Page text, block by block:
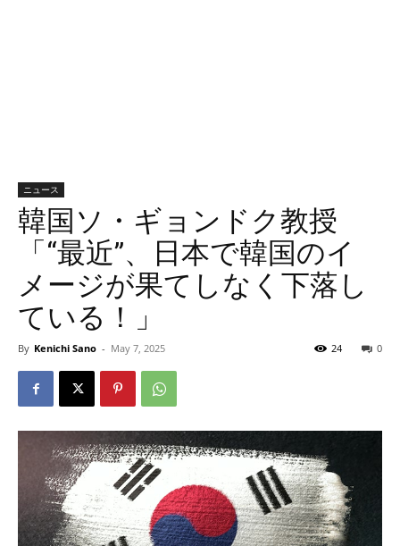
ニュース
韓国ソ・ギョンドク教授
「“最近”、日本で韓国のイ
メージが果てしなく下落し
ている！」
By Kenichi Sano - May 7, 2025 0
24